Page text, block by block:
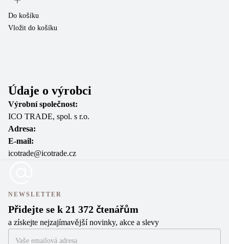
Do košíku
Vložit do košíku
Údaje o výrobci
Výrobní společnost:
ICO TRADE, spol. s r.o.
Adresa:
E-mail:
icotrade@icotrade.cz
NEWSLETTER
Přidejte se k 21 372 čtenářům
a získejte nejzajímavější novinky, akce a slevy